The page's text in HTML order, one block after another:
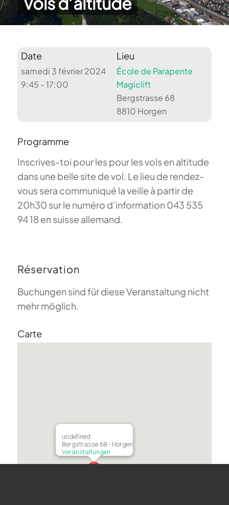
Date
samedi 3 février 2024
9:45 - 17:00
Lieu
École de Parapente
Magiclift
Bergstrasse 68
8810 Horgen
Programme
Inscrives-toi pour les pour les vols en altitude
dans une belle site de vol. Le lieu de rendez-
vous sera communiqué la veille à partir de
20h30 sur le numéro d’information 043 535
94 18 en suisse allemand.
Réservation
Buchungen sind für diese Veranstaltung nicht
mehr möglich.
Carte
undefined
Bergstrasse 68 - Horgen
Veranstaltungen